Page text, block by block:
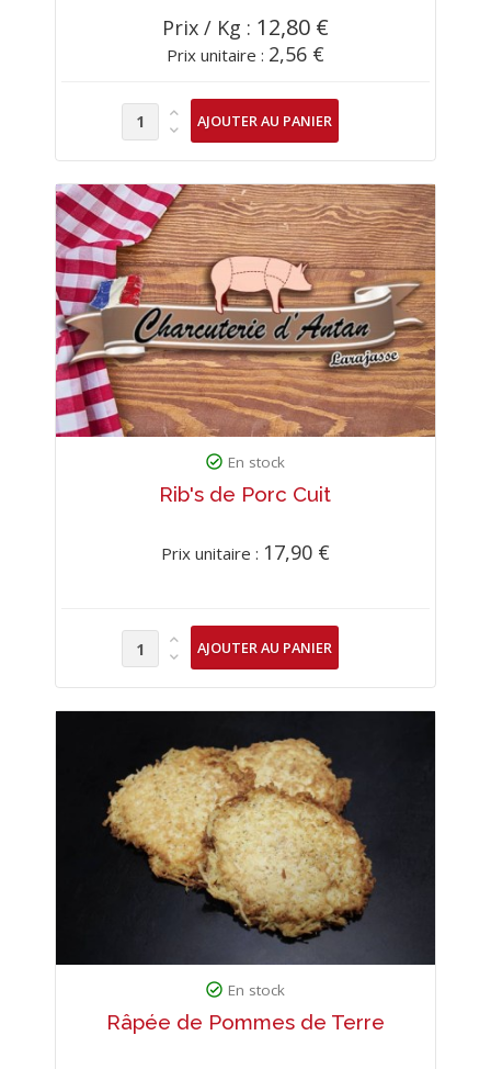
Prix / Kg : 12,80 €
Prix unitaire : 2,56 €
En stock
Rib's de Porc Cuit
Prix unitaire : 17,90 €
En stock
Râpée de Pommes de Terre